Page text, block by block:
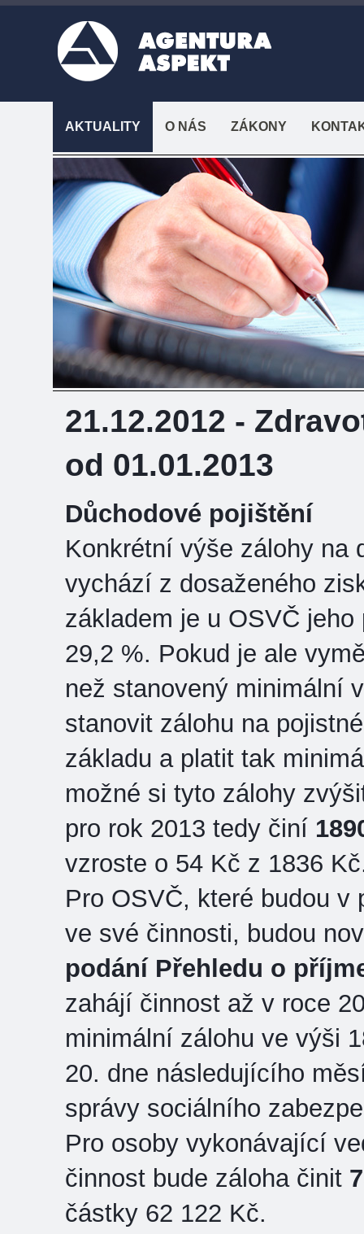
AKTUALITY O NÁS ZÁKONY
21.12.2012 -
od 01.01.2013
Důchodové pojištění
Konkrétní výše zálohy na
vychází z dosaženého
základem je u OSVČ
29,2 %. Pokud je ale
než stanovený minimální
stanovit zálohu na
základu a platit tak
možné si tyto zálohy
pro rok 2013 tedy činí
vzroste o 54 Kč z 1836
Pro OSVČ, které budou
ve své činnosti, budou
podání Přehledu o
zahájí činnost až v roce
minimální zálohu ve výši
20. dne následujícího
správy sociálního
Pro osoby vykonávající
činnost bude záloha činit
částky 62 122 Kč.